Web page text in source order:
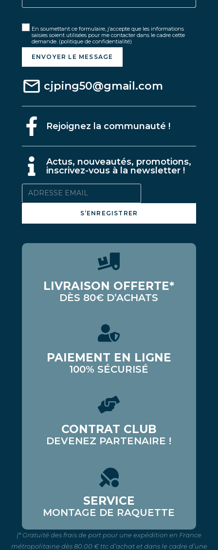
En soumettant ce formulaire, j’accepte que les informations
saisies soient utilisées pour me contacter dans le cadre cette
demande. (politique de confidentialité)
ENVOYER LE MESSAGE
cjping50@gmail.com
Rejoignez la communauté !
Actus, nouveautés, promotions,
inscrivez-vous à la newsletter !
S’ENREGISTRER
LIVRAISON OFFERTE*
DÈS 80€ D’ACHATS
PAIEMENT EN LIGNE
100% SÉCURISÉ
CONTRAT CLUB
DEVENEZ PARTENAIRE !
SERVICE
MONTAGE DE RAQUETTE
(* Gratuité des frais de port pour une expédition en France
métropolitaine dès 80.00 € ttc d’achat et dans le cadre d’une